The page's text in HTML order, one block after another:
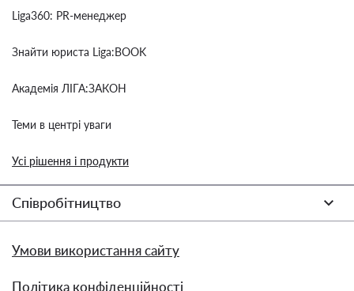
Liga360: PR-менеджер
Знайти юриста Liga:BOOK
Академія ЛІГА:ЗАКОН
Теми в центрі уваги
Усі рішення і продукти
Співробітництво
Умови використання сайту
Політика конфіденційності